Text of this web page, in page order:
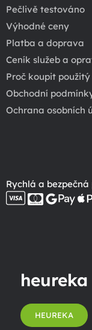
Pečlivě testováno
Výhodné ceny
Platba a doprava
Ceník služeb a
Proč koupit použitý
Obchodní
Ochrana osobních
Rychlá a
heureka
HEUREKA